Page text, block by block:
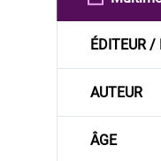
ÉDITEUR /
AUTEUR
ÂGE